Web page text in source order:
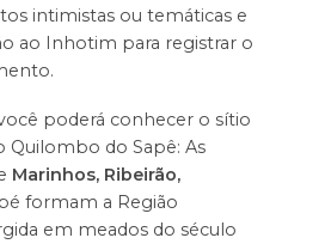
intimistas ou temáticas e
ao Inhotim para registrar o
poderá conhecer o sítio
Quilombo do Sapê: As
Marinhos, Ribeirão,
formam a Região
em meados do século